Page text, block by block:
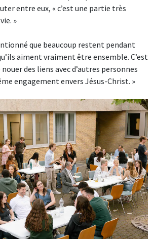
entre eux, « c’est une partie très
»
que beaucoup restent pendant
aiment vraiment être ensemble. C’est
des liens avec d’autres personnes
engagement envers Jésus-Christ. »